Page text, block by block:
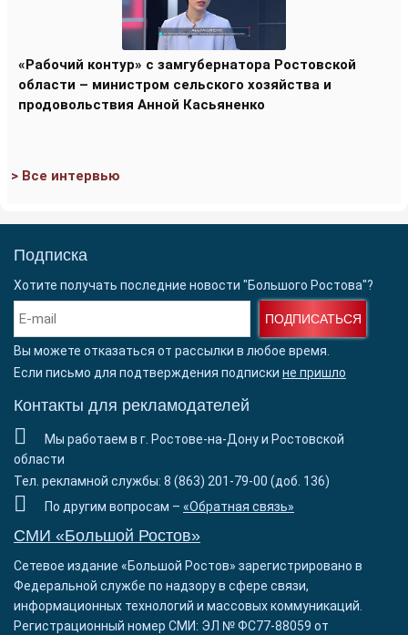
«Рабочий контур» с замгубернатора Ростовской
области – министром сельского хозяйства и
продовольствия Анной Касьяненко
> Все интервью
Подписка
Хотите получать последние новости "Большого Ростова"?
ПОДПИСАТЬСЯ
Вы можете отказаться от рассылки в любое время.
Если письмо для подтверждения подписки не пришло
Контакты для рекламодателей
Мы работаем в г. Ростове-на-Дону и Ростовской
области
Тел. рекламной службы: 8 (863) 201-79-00 (доб. 136)
По другим вопросам – «Обратная связь»
СМИ «Большой Ростов»
Сетевое издание «Большой Ростов» зарегистрировано в
Федеральной службе по надзору в сфере связи,
информационных технологий и массовых коммуникаций.
Регистрационный номер СМИ: ЭЛ № ФС77-88059 от